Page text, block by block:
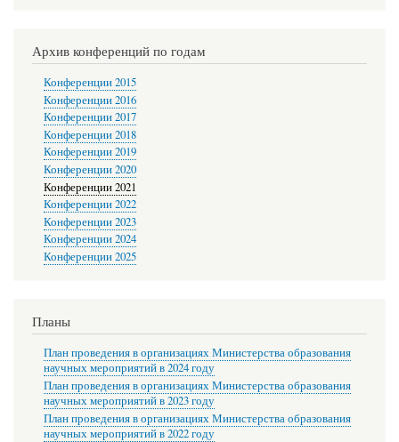
Архив конференций по годам
Конференции 2015
Конференции 2016
Конференции 2017
Конференции 2018
Конференции 2019
Конференции 2020
Конференции 2021
Конференции 2022
Конференции 2023
Конференции 2024
Конференции 2025
Планы
План проведения в организациях Министерства образования
научных мероприятий в 2024 году
План проведения в организациях Министерства образования
научных мероприятий в 2023 году
План проведения в организациях Министерства образования
научных мероприятий в 2022 году